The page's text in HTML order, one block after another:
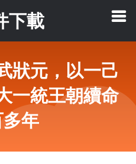
下載
狀元，以一己
一統王朝續命
年